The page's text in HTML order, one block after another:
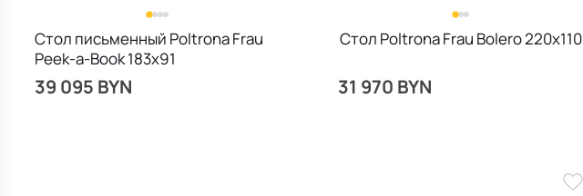
Стол письменный Poltrona Frau
Peek-a-Book 183х91
39 095 BYN
Стол Poltrona Frau Bolero 220х110
31 970 BYN